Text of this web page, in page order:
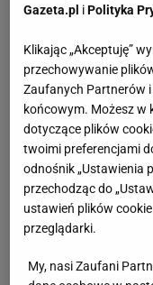
Gazeta.pl iPolityka
Klikając „Akceptuję”
przechowywanie
Zaufanych Partnerów
końcowym. Możesz w
dotyczące plików
twoimi preferencjami
odnośnik „Ustawienia
przechodząc do
ustawień plików
przeglądarki.
My, nasi Zaufani